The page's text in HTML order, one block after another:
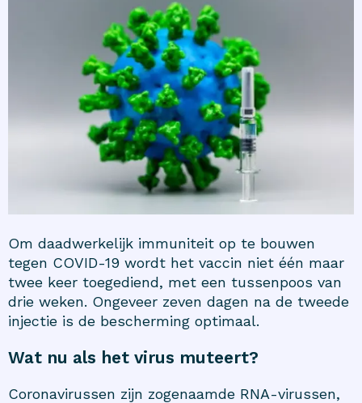
Om daadwerkelijk immuniteit op te bouwen
tegen COVID-19 wordt het vaccin niet één maar
twee keer toegediend, met een tussenpoos van
drie weken. Ongeveer zeven dagen na de tweede
injectie is de bescherming optimaal.
Wat nu als het virus muteert?
Coronavirussen zijn zogenaamde RNA-virussen,